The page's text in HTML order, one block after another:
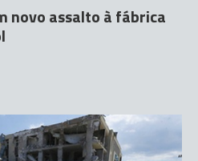
novo assalto à fábrica